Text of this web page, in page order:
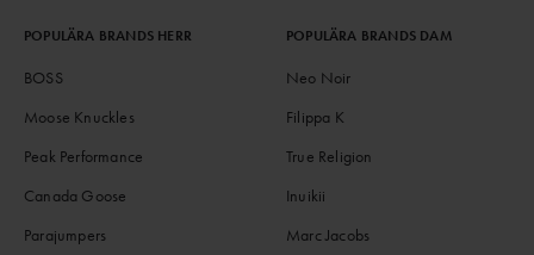
POPULÄRA BRANDS HERR
BOSS
Moose Knuckles
Peak Performance
Canada Goose
Parajumpers
POPULÄRA BRANDS DAM
Neo Noir
Filippa K
True Religion
Inuikii
Marc Jacobs